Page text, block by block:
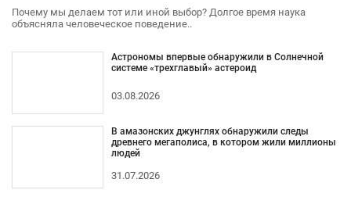
Почему мы делаем тот или иной выбор? Долгое время наука
объясняла человеческое поведение..
Астрономы впервые обнаружили в Солнечной
системе «трехглавый» астероид
03.08.2026
В амазонских джунглях обнаружили следы
древнего мегаполиса, в котором жили миллионы
людей
31.07.2026